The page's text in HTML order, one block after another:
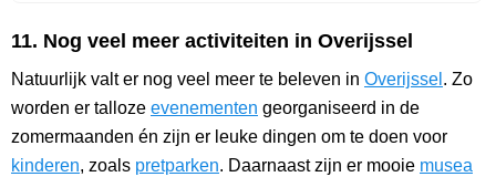
11. Nog veel meer activiteiten in Overijssel
Natuurlijk valt er nog veel meer te beleven in Overijssel . Zo
worden er talloze evenementen georganiseerd in de
zomermaanden én zijn er leuke dingen om te doen voor
kinderen, zoals pretparken. Daarnaast zijn er mooie musea